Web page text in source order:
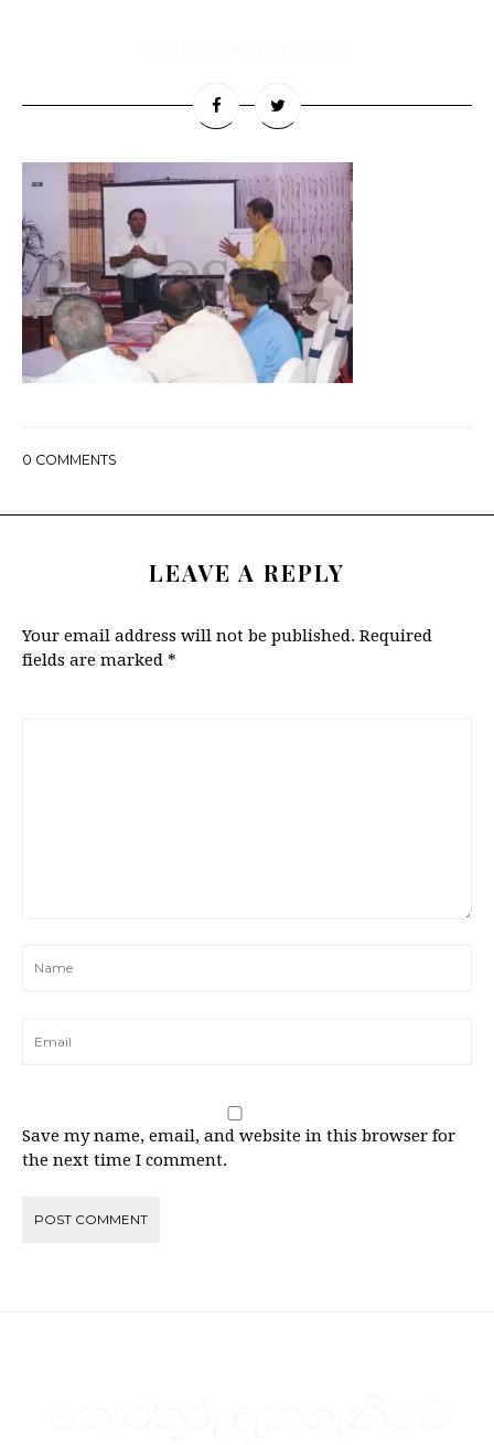
0 COMMENTS
LEAVE A REPLY
Your email address will not be published. Required
fields are marked *
Save my name, email, and website in this browser for
the next time I comment.